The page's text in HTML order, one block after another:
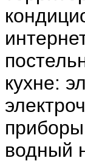
кухне:
водный